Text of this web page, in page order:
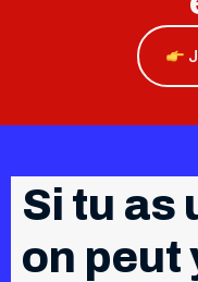
Si tu as
on peut